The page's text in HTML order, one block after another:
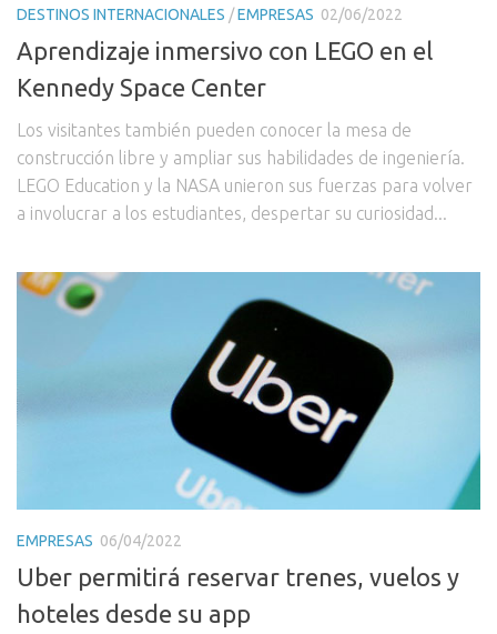
DESTINOS INTERNACIONALES /EMPRESAS 02/06/2022
Aprendizaje inmersivo con LEGO en el
Kennedy Space Center
Los visitantes también pueden conocer la mesa de
construcción libre y ampliar sus habilidades de ingeniería.
LEGO Education y la NASA unieron sus fuerzas para volver
a involucrar a los estudiantes, despertar su curiosidad...
EMPRESAS 06/04/2022
Uber permitirá reservar trenes, vuelos y
hoteles desde su app